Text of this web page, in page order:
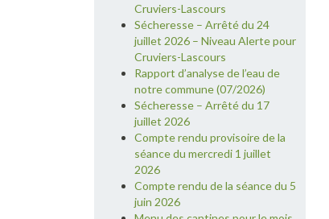
Cruviers-Lascours
Sécheresse – Arrêté du 24
juillet 2026 – Niveau Alerte pour
Cruviers-Lascours
Rapport d’analyse de l’eau de
notre commune (07/2026)
Sécheresse – Arrêté du 17
juillet 2026
Compte rendu provisoire de la
séance du mercredi 1 juillet
2026
Compte rendu de la séance du 5
juin 2026